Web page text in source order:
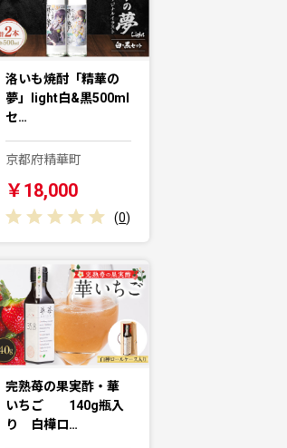
洛いも焼酎「精華の
夢」light白&黒500ml
セ…
京都府精華町
￥18,000
(0)
完熟苺の果実酢・華
いちご 140g瓶入
り 白樺ロ…